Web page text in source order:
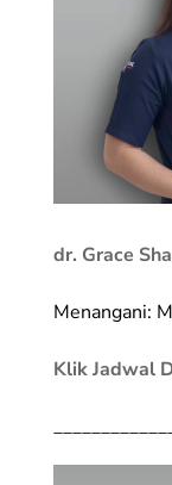
dr. Grace
Menangani:
Klik Jadwal